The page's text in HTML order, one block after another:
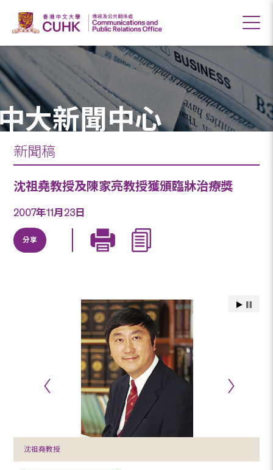
大新聞中心
新聞稿
沈祖堯教授及陳家亮教授獲頒臨牀治療獎
2007年11月23日
分享
沈祖堯教授